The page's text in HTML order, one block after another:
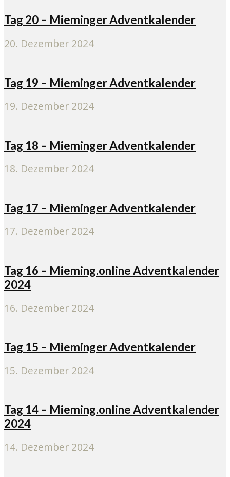
Tag 20 – Mieminger Adventkalender
20. Dezember 2024
Tag 19 – Mieminger Adventkalender
19. Dezember 2024
Tag 18 – Mieminger Adventkalender
18. Dezember 2024
Tag 17 – Mieminger Adventkalender
17. Dezember 2024
Tag 16 – Mieming.online Adventkalender
2024
16. Dezember 2024
Tag 15 – Mieminger Adventkalender
15. Dezember 2024
Tag 14 – Mieming.online Adventkalender
2024
14. Dezember 2024